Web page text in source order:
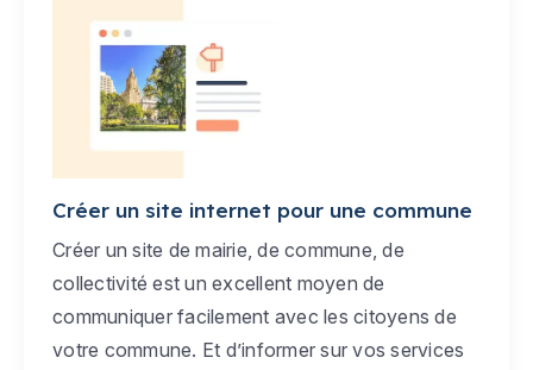
Créer un site internet pour une commune
Créer un site de mairie, de commune, de
collectivité est un excellent moyen de
communiquer facilement avec les citoyens de
votre commune. Et d’informer sur vos services